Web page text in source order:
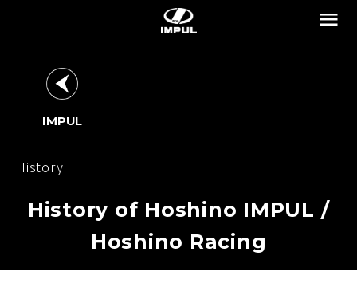
IMPUL
History
History of Hoshino IMPUL /
Hoshino Racing